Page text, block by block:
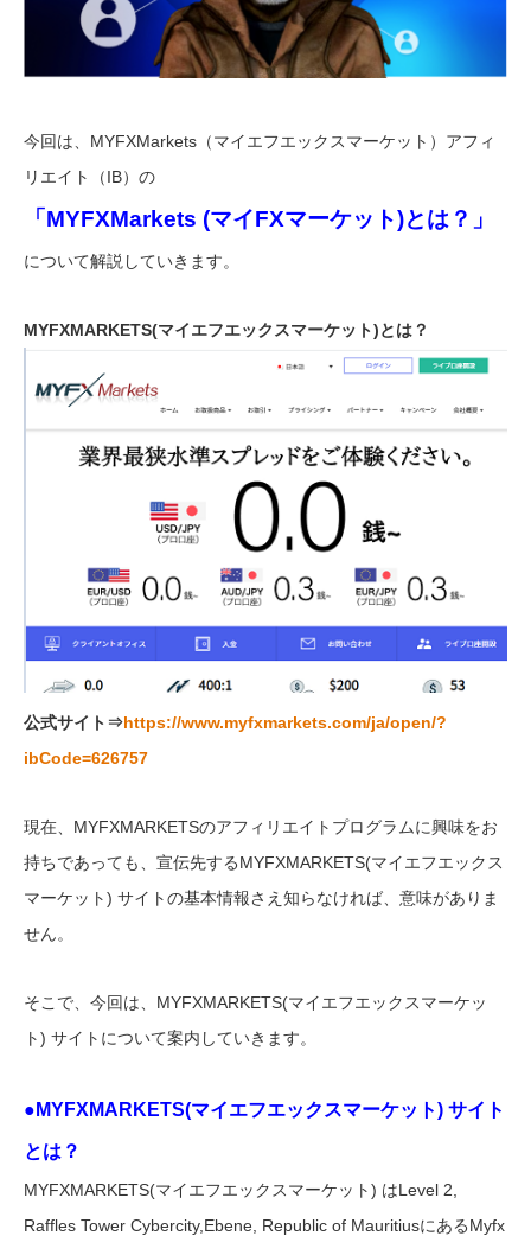
今回は、MYFXMarkets（マイエフエックスマーケット）アフィ
リエイト（IB）の
「MYFXMarkets (マイFXマーケット)とは？」
について解説していきます。
MYFXMARKETS(マイエフエックスマーケット)とは？
公式サイト⇒https://www.myfxmarkets.com/ja/open/?
ibCode=626757
現在、MYFXMARKETSのアフィリエイトプログラムに興味をお
持ちであっても、宣伝先するMYFXMARKETS(マイエフエックス
マーケット) サイトの基本情報さえ知らなければ、意味がありま
せん。
そこで、今回は、MYFXMARKETS(マイエフエックスマーケッ
ト) サイトについて案内していきます。
●MYFXMARKETS(マイエフエックスマーケット) サイト
とは？
MYFXMARKETS(マイエフエックスマーケット) はLevel 2,
Raffles Tower Cybercity,Ebene, Republic of MauritiusにあるMyfx